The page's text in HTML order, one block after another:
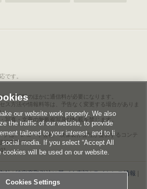
です。
、情報料のほかに通信料が必要になります。
ス方法や情報料等は、予告なく変更する場合がありま
。
写真・文章の無断複写及び転載を禁じます。
クは、レコード会社・映像製作会社が提供するコンテ
録商標です。
針|特定商取引法に基づく表記|ライセンス情報
て|Cookies Settings
our website work properly. We also
the traffic of our website, to provide
tailored to your interest, and to li
media. If you select “Accept All
cookies will be used on our website.
Cookies Settings